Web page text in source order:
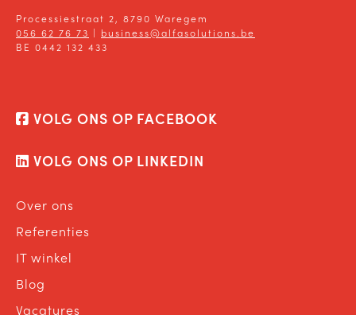
Processiestraat 2, 8790 Waregem
056 62 76 73 | business@alfasolutions.be
BE 0442 132 433
VOLG ONS OP FACEBOOK
VOLG ONS OP LINKEDIN
Over ons
Referenties
IT winkel
Blog
Vacatures